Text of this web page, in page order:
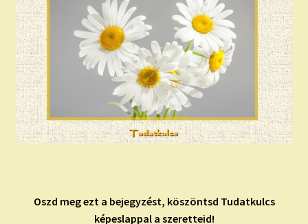
Oszd meg ezt a bejegyzést, köszöntsd Tudatkulcs
képeslappal a szeretteid!